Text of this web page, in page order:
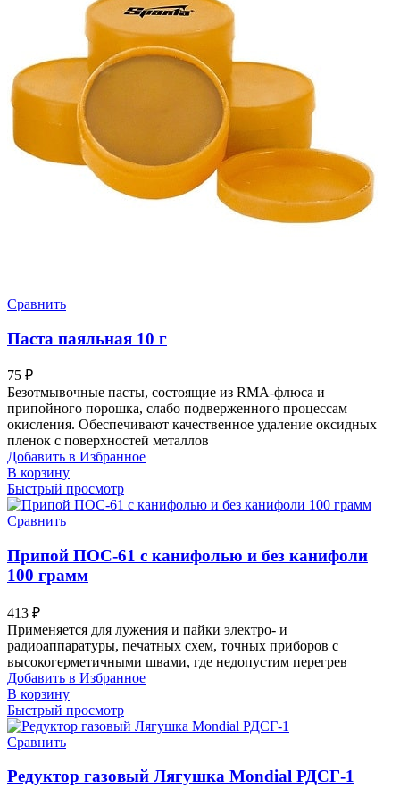
Сравнить
Паста паяльная 10 г
75 ₽
Безотмывочные пасты, состоящие из RMA-флюса и
припойного порошка, слабо подверженного процессам
окисления. Обеспечивают качественное удаление оксидных
пленок с поверхностей металлов
Добавить в Избранное
В корзину
Быстрый просмотр
Сравнить
Припой ПОС-61 с канифолью и без канифоли
100 грамм
413 ₽
Применяется для лужения и пайки электро- и
радиоаппаратуры, печатных схем, точных приборов с
высокогерметичными швами, где недопустим перегрев
Добавить в Избранное
В корзину
Быстрый просмотр
Сравнить
Редуктор газовый Лягушка Mondial РДСГ-1